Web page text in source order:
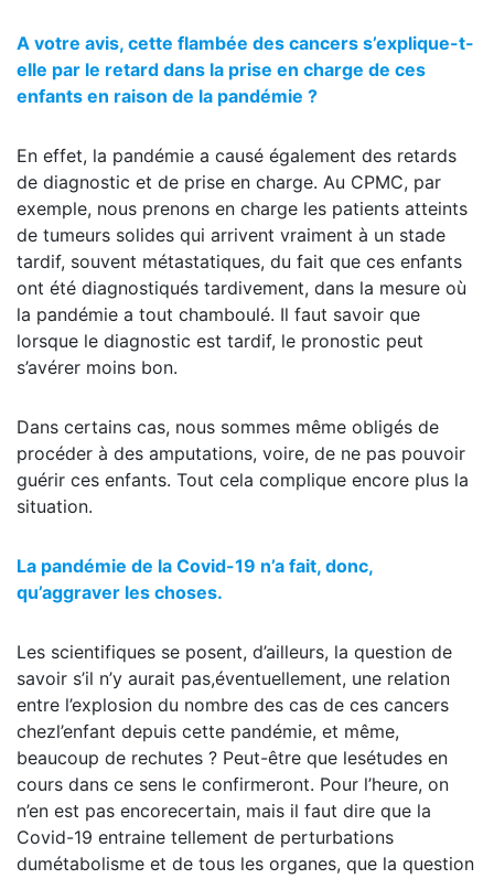
A votre avis, cette flambée des cancers s’explique-t-
elle par le retard dans la prise en charge de ces
enfants en raison de la pandémie ?
En effet, la pandémie a causé également des retards
de diagnostic et de prise en charge. Au CPMC, par
exemple, nous prenons en charge les patients atteints
de tumeurs solides qui arrivent vraiment à un stade
tardif, souvent métastatiques, du fait que ces enfants
ont été diagnostiqués tardivement, dans la mesure où
la pandémie a tout chamboulé. Il faut savoir que
lorsque le diagnostic est tardif, le pronostic peut
s’avérer moins bon.
Dans certains cas, nous sommes même obligés de
procéder à des amputations, voire, de ne pas pouvoir
guérir ces enfants. Tout cela complique encore plus la
situation.
La pandémie de la Covid-19 n’a fait, donc,
qu’aggraver les choses.
Les scientifiques se posent, d’ailleurs, la question de
savoir s’il n’y aurait pas,éventuellement, une relation
entre l’explosion du nombre des cas de ces cancers
chezl’enfant depuis cette pandémie, et même,
beaucoup de rechutes ? Peut-être que lesétudes en
cours dans ce sens le confirmeront. Pour l’heure, on
n’en est pas encorecertain, mais il faut dire que la
Covid-19 entraine tellement de perturbations
dumétabolisme et de tous les organes, que la question